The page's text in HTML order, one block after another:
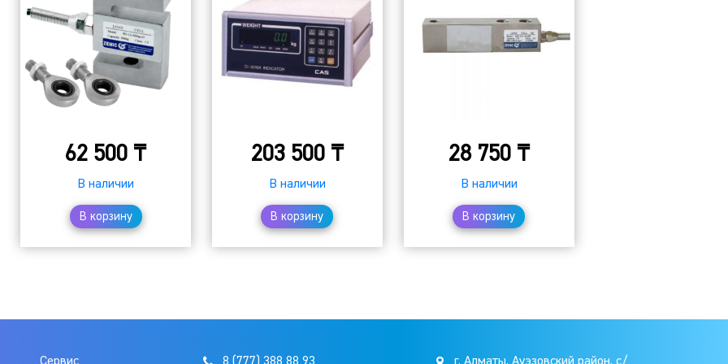
62 500 ₸
В наличии
В корзину
203 500 ₸
В наличии
В корзину
28 750 ₸
В наличии
В корзину